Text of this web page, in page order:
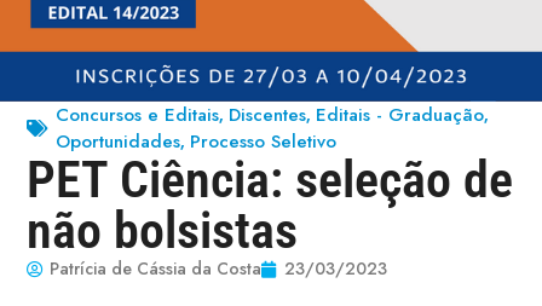
Concursos e Editais, Discentes, Editais - Graduação,
Oportunidades, Processo Seletivo
PET Ciência: seleção de
não bolsistas
Patrícia de Cássia da Costa 23/03/2023